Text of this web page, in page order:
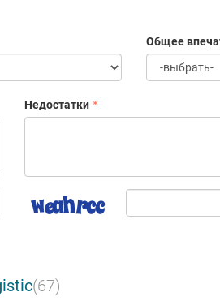
требованиям.
Общее
Недостатки
(67)